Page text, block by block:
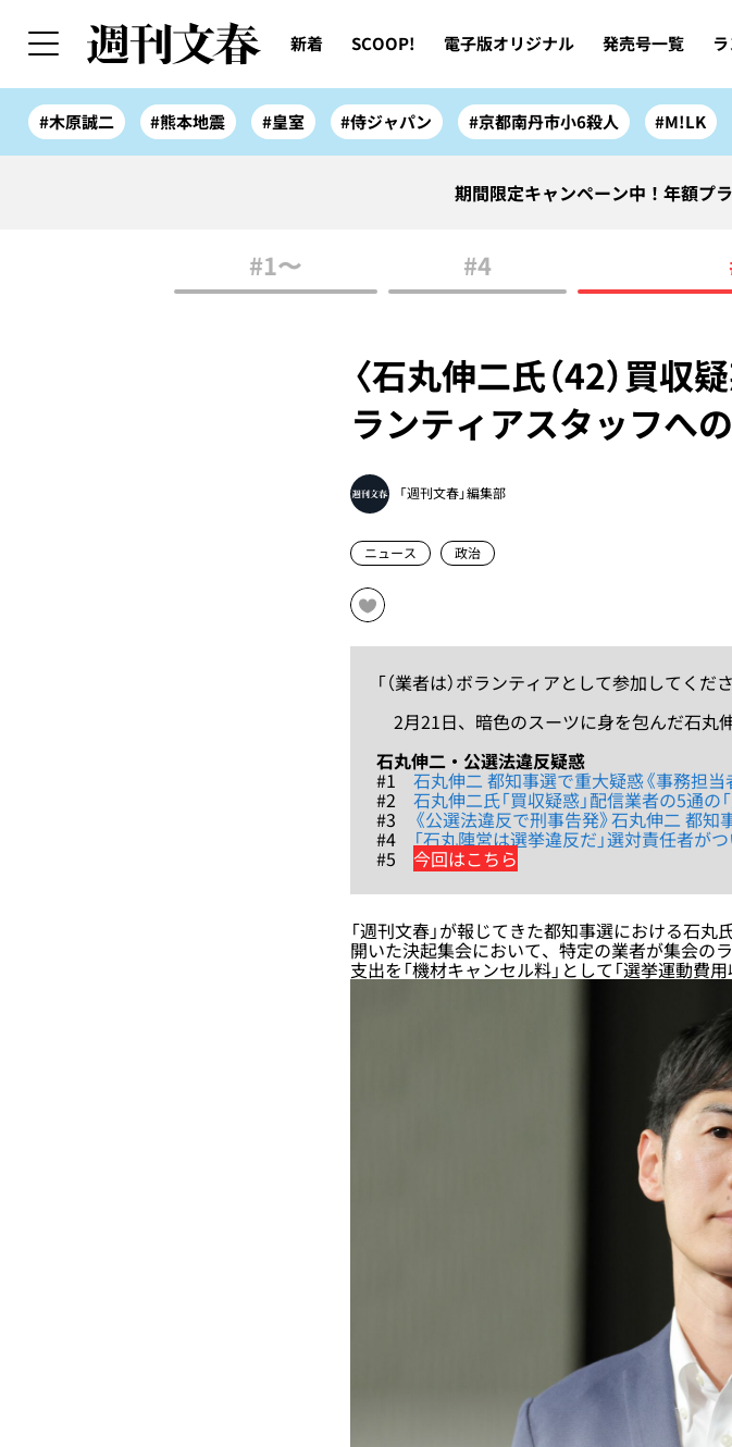
新着 SCOOP! 電子版オリジナル 発売号一覧
#木原誠二 #熊本地震 #皇室 #侍ジャパン #京都南丹市小6殺人 #M!LK
期間限定キャンペーン中！年額プ
#1〜 #4
〈石丸伸二氏（42）買収
ランティアスタッフへの
「週刊文春」編集部
ニュース 政治
「（業者は）ボランティアとして参加してくだ
2月21日、暗色のスーツに身を包んだ石丸伸
石丸伸二・公選法違反疑惑
#1 石丸伸二 都知事選で重大疑惑《事務担当
#2 石丸伸二氏「買収疑惑」配信業者の5通の
#3 《公選法違反で刑事告発》石丸伸二 都知
#4 「石丸陣営は選挙違反だ」選対責任者が
#5 今回はこちら
「週刊文春」が報じてきた都知事選における石丸
開いた決起集会において、特定の業者が集会の
支出を「機材キャンセル料」として「選挙運動費